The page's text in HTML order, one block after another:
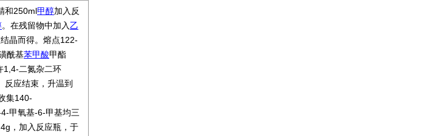
和250ml甲醇加入反
。在残留物中加入乙
结晶而得。熔点122-
酰基苯甲酸甲酯
1,4-二氮杂二环
应结束，升温到
集140-
甲氧基-6-甲基均三
，加入反应瓶，于